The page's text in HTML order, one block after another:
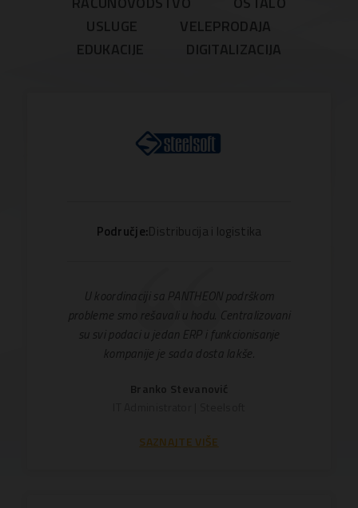
USLUGE
VELEPRODAJA
EDUKACIJE
DIGITALIZACIJA
Područje:Distribucija i logistika
U koordinaciji sa PANTHEON podrškom
probleme smo rešavali u hodu. Centralizovani
su svi podaci u jedan ERP i funkcionisanje
kompanije je sada dosta lakše.
Branko Stevanović
SAZNAJTE VIŠE